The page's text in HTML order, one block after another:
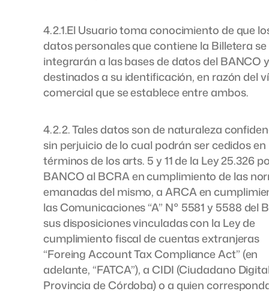
4.2.1.El Usuario toma conocimiento de que
datos personales que contiene la Billetera se
integrarán a las bases de datos del BANCO
destinados a su identificación, en razón del
comercial que se establece entre ambos.
4.2.2. Tales datos son de naturaleza
sin perjuicio de lo cual podrán ser cedidos en
términos de los arts. 5 y 11 de la Ley 25.326
BANCO al BCRA en cumplimiento de las
emanadas del mismo, a ARCA en
las Comunicaciones “A” N° 5581 y 5588 del
sus disposiciones vinculadas con la Ley de
cumplimiento fiscal de cuentas extranjeras
“Foreing Account Tax Compliance Act” (en
adelante, “FATCA”), a CIDI (Ciudadano
Provincia de Córdoba) o a quien